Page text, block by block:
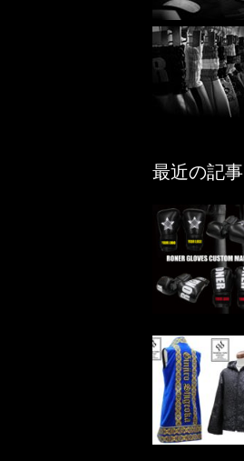
最近の記事